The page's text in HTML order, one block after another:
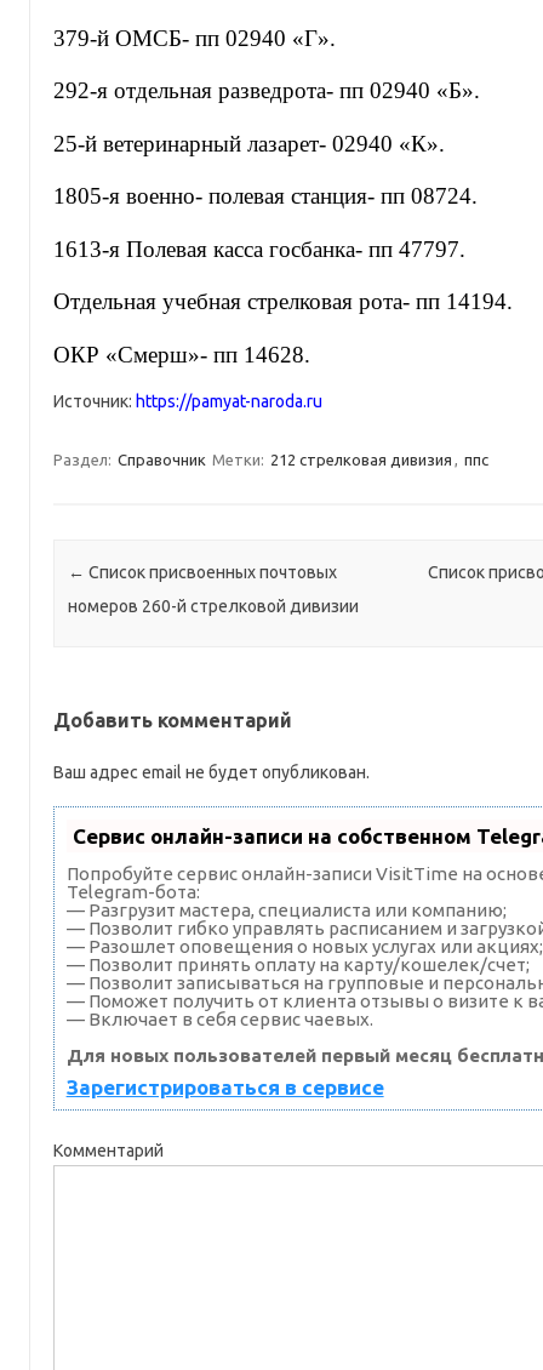
379-й ОМСБ- пп 02940 «Г».
292-я отдельная разведрота- пп 02940 «Б».
25-й ветеринарный лазарет- 02940 «К».
1805-я военно- полевая станция- пп 08724.
1613-я Полевая касса госбанка- пп 47797.
Отдельная учебная стрелковая рота- пп 14194.
ОКР «Смерш»- пп 14628.
Источник: https://pamyat-naroda.ru
Раздел: Справочник Метки: 212 стрелковая дивизия , ппс
Навигация по записям
← Список присвоенных почтовых
номеров 260-й стрелковой дивизии
Список
Добавить комментарий
Ваш адрес email не будет опубликован.
Сервис онлайн-записи на собственном
Попробуйте сервис онлайн-записи VisitTime на
Telegram-бота:
— Разгрузит мастера, специалиста или компанию;
— Позволит гибко управлять расписанием и
— Разошлет оповещения о новых услугах или акциях;
— Позволит принять оплату на карту/кошелек/счет;
— Позволит записываться на групповые и
— Поможет получить от клиента отзывы о визите к
— Включает в себя сервис чаевых.
Для новых пользователей первый месяц
Зарегистрироваться в сервисе
Комментарий